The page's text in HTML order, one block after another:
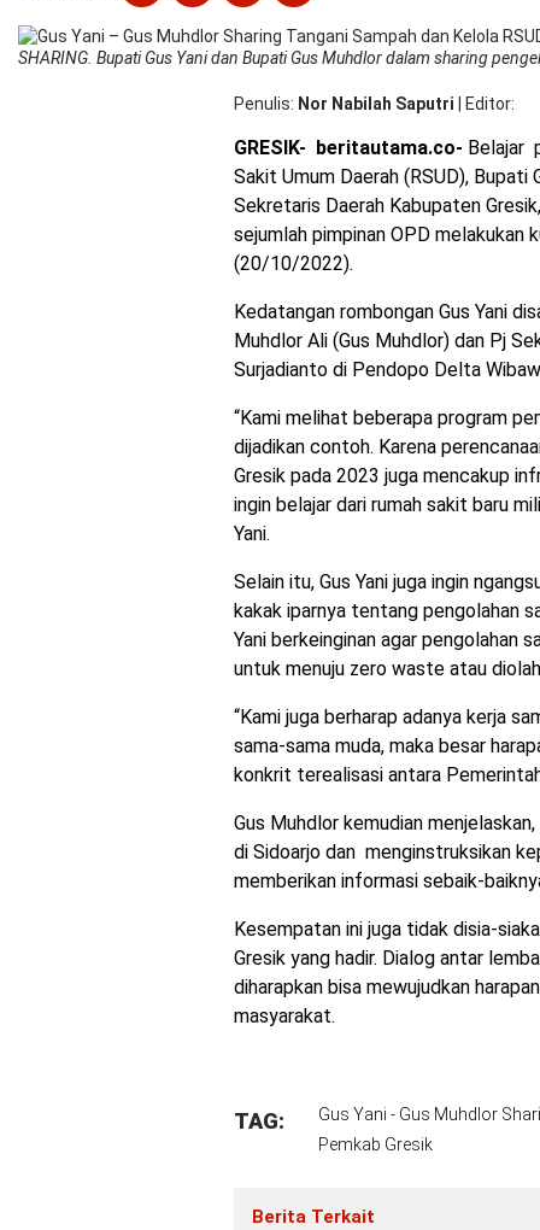
SHARING. Bupati Gus Yani dan Bupati Gus Muhdlor dalam sharing
Penulis Nor Nabilah Saputri Editor
GRESIK- beritautama.co- Belajar
Sakit Umum Daerah (RSUD), Bupati
Sekretaris Daerah Kabupaten
sejumlah pimpinan OPD melakukan
(20/10/2022).
Kedatangan rombongan Gus Yani
Muhdlor Ali (Gus Muhdlor) dan Pj
Surjadianto di Pendopo Delta
“Kami melihat beberapa program
dijadikan contoh. Karena
Gresik pada 2023 juga mencakup
ingin belajar dari rumah sakit baru
Yani.
Selain itu, Gus Yani juga ingin
kakak iparnya tentang pengolahan
Yani berkeinginan agar pengolahan
untuk menuju zero waste atau
“Kami juga berharap adanya kerja
sama-sama muda, maka besar
konkrit terealisasi antara
Gus Muhdlor kemudian
di Sidoarjo dan menginstruksikan
memberikan informasi sebaik-
Kesempatan ini juga tidak disia-
Gresik yang hadir. Dialog antar
diharapkan bisa mewujudkan
masyarakat.
TAG:
Gus Yani - Gus Muhdlor
Pemkab Gresik
Berita Terkait